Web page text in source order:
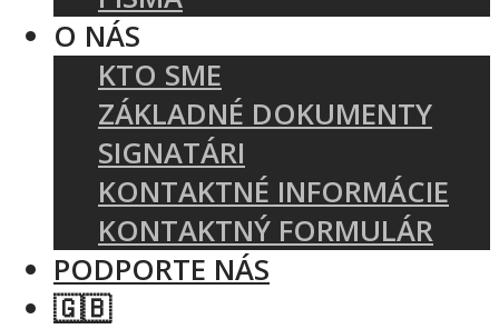
O NÁS
KTO SME
ZÁKLADNÉ DOKUMENTY
SIGNATÁRI
KONTAKTNÉ INFORMÁCIE
KONTAKTNÝ FORMULÁR
PODPORTE NÁS
🇬🇧